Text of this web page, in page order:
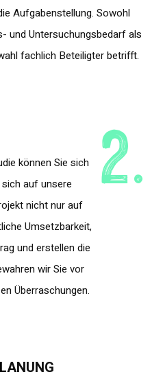
Aufgabenstellung. Sowohl
und Untersuchungsbedarf als
fachlich Beteiligter betrifft.
2.
können Sie sich
auf unsere
nicht nur auf
Umsetzbarkeit,
und erstellen die
wir Sie vor
Überraschungen.